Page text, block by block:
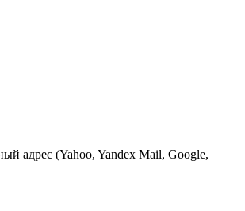
адрес (Yahoo, Yandex Mail, Google,